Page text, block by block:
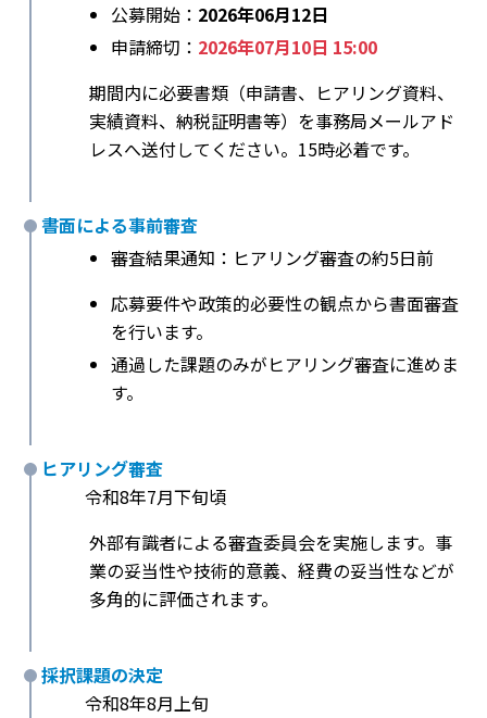
公募開始： 2026年06月12日
申請締切： 2026年07月10日 15:00
期間内に必要書類（申請書、ヒアリング資料、
実績資料、納税証明書等）を事務局メールアド
レスへ送付してください。15時必着です。
書面による事前審査
審査結果通知：ヒアリング審査の約5日前
応募要件や政策的必要性の観点から書面審査
を行います。
通過した課題のみがヒアリング審査に進めま
す。
ヒアリング審査
令和8年7月下旬頃
外部有識者による審査委員会を実施します。事
業の妥当性や技術的意義、経費の妥当性などが
多角的に評価されます。
採択課題の決定
令和8年8月上旬